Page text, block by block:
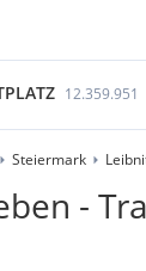
12.359.951
Steiermark
-